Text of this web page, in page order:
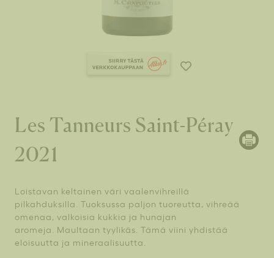
Les Tanneurs Saint-Péray
2021
Loistavan keltainen väri vaalenvihreillä
pilkahduksilla. Tuoksussa paljon tuoreutta, vihreää
omenaa, valkoisia kukkia ja hunajan
aromeja. Maultaan tyylikäs. Tämä viini yhdistää
eloisuutta ja mineraalisuutta.